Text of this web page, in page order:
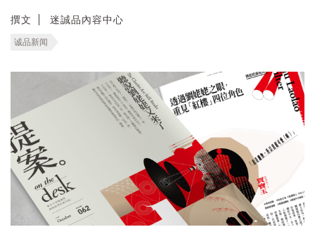
撰文 迷誠品內容中心
诚品新闻